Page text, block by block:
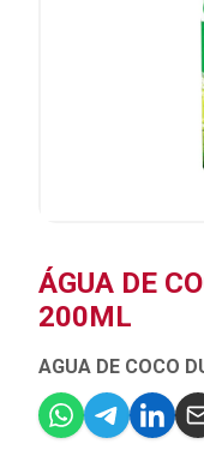
ÁGUA DE
200ML
AGUA DE COCO